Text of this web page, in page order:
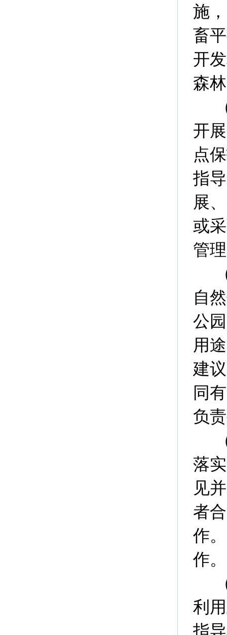
施
畜
开
森
开
点
指
展
或
管
自
公
用
建
同
负
落
见
者
作
作。
利
指